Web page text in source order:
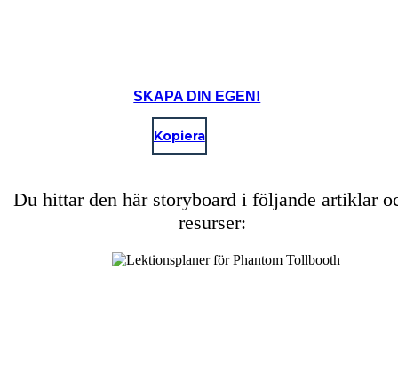
SKAPA DIN EGEN!
Kopiera
Du hittar den här storyboard i följande artiklar
resurser: